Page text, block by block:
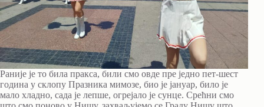
Раније је то била пракса, били смо овде пре једно пет-шест
година у склопу Празника мимозе, био је јануар, било је
мало хладно, сада је лепше, огрејало је сунце. Срећни смо